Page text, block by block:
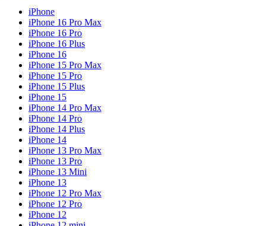
iPhone
iPhone 16 Pro Max
iPhone 16 Pro
iPhone 16 Plus
iPhone 16
iPhone 15 Pro Max
iPhone 15 Pro
iPhone 15 Plus
iPhone 15
iPhone 14 Pro Max
iPhone 14 Pro
iPhone 14 Plus
iPhone 14
iPhone 13 Pro Max
iPhone 13 Pro
iPhone 13 Mini
iPhone 13
iPhone 12 Pro Max
iPhone 12 Pro
iPhone 12